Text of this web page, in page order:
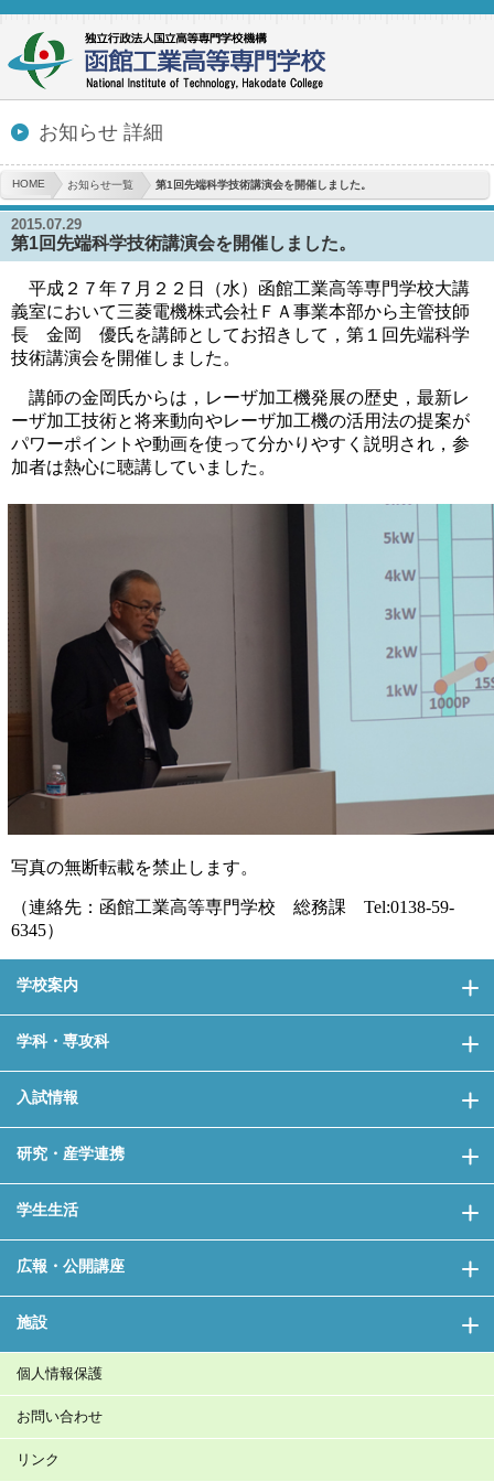
お知らせ 詳細
HOME お知らせ一覧 第1回先端科学技術講演会を開催しました。
2015.07.29
第1回先端科学技術講演会を開催しました。
平成２７年７月２２日（水）函館工業高等専門学校大講
義室において三菱電機株式会社ＦＡ事業本部から主管技師
長 金岡 優氏を講師としてお招きして，第１回先端科学
技術講演会を開催しました。
講師の金岡氏からは，レーザ加工機発展の歴史，最新レ
ーザ加工技術と将来動向やレーザ加工機の活用法の提案が
パワーポイントや動画を使って分かりやすく説明され，参
加者は熱心に聴講していました。
写真の無断転載を禁止します。
（連絡先：函館工業高等専門学校 総務課 Tel:0138-59-
6345）
学校案内
学科・専攻科
入試情報
研究・産学連携
学生生活
広報・公開講座
施設
個人情報保護
お問い合わせ
リンク